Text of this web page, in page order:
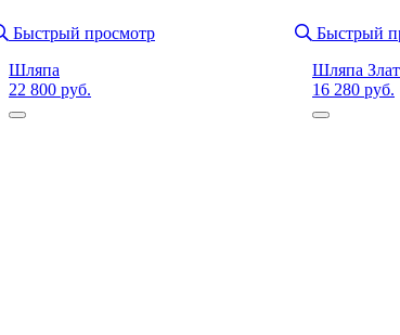
Быстрый просмотр
Шляпа
22 800 руб.
Быстрый
Шляпа
16 280 руб.